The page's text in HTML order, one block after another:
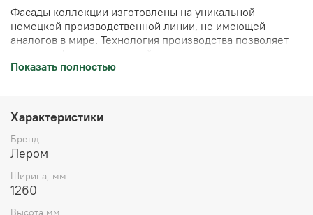
Фасады коллекции изготовлены на уникальной
немецкой производственной линии, не имеющей
аналогов в мире. Технология производства позволяет
имеют непревзойденную тактильную
привлекательность с эффектом Soft Touch и
предотвращают появление отпечатков пальцев
благодаря AntiFinger-эффекту.
- Исключительно высоко-глянцевые поверхности Ultra
Gloss: имеют степень глянца 95 gloss, «зеркальное»
Показать полностью
Характеристики
Бренд
Лером
Ширина, мм
1260
Высота,мм